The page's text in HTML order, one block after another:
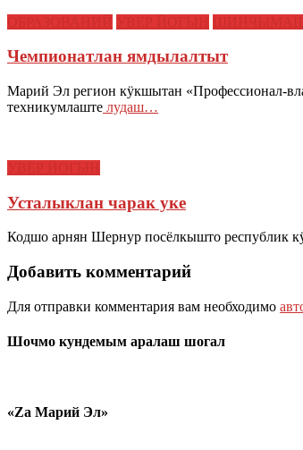
Чемпионатлан ямдылалтыт
Марий Эл регион кӱкшытан «Профессионал-
техникумлаште лудаш…
Усталыклан чарак уке
Кодшо арнян Шернур посёлкышто республик
Добавить комментарий
Для отправки комментария вам необходимо
Шочмо кундемым аралаш шогал
«Zа Марий Эл»